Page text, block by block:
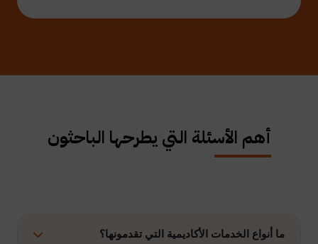
أهم الأسئلة التي يطرحها الباحثون
ما أنواع الخدمات الأكاديمية التي تقدمونها؟